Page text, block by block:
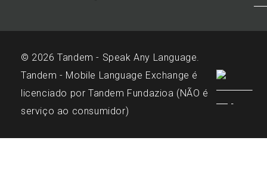
© 2026 Tandem - Speak Any Language.
Tandem - Mobile Language Exchange é
licenciado por Tandem Fundazioa (NÃO é
serviço ao consumidor)